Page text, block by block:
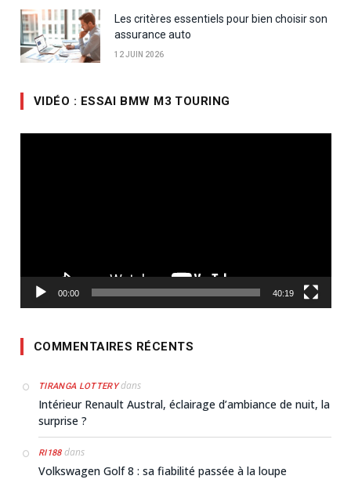
Les critères essentiels pour bien choisir son
assurance auto
12 JUIN 2026
VIDÉO : ESSAI BMW M3 TOURING
00:00 40:19
COMMENTAIRES RÉCENTS
TIRANGA LOTTERYdans
Intérieur Renault Austral, éclairage d’ambiance de nuit, la
surprise ?
RI188dans
Volkswagen Golf 8 : sa fiabilité passée à la loupe